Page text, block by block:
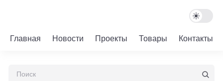
Главная Новости Проекты Товары Контакты